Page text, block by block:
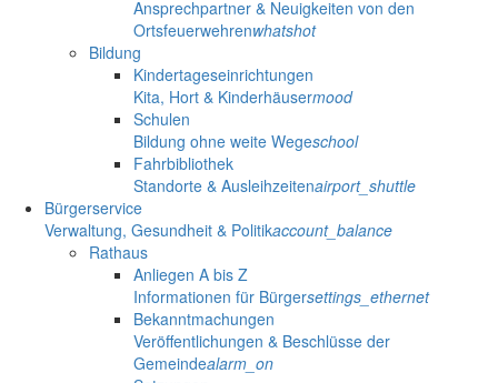
Ansprechpartner & Neuigkeiten von den
Ortsfeuerwehrenwhatshot
Bildung
Kindertageseinrichtungen
Kita, Hort & Kinderhäusermood
Schulen
Bildung ohne weite Wegeschool
Fahrbibliothek
Standorte & Ausleihzeitenairport_shuttle
Bürgerservice
Verwaltung, Gesundheit & Politikaccount_balance
Rathaus
Anliegen A bis Z
Informationen für Bürgersettings_ethernet
Bekanntmachungen
Veröffentlichungen & Beschlüsse der
Gemeindealarm_on